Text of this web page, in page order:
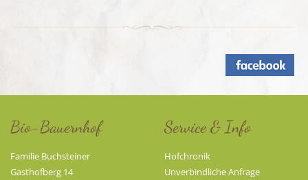
Bio-Bauernhof
Familie Buchsteiner
Gasthofberg 14
Service & Info
Hofchronik
Unverbindliche Anfrage